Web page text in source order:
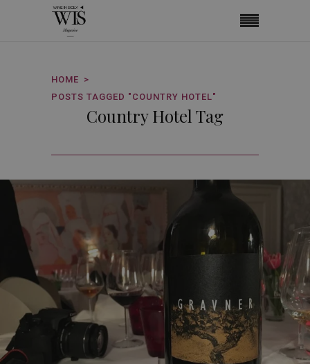
HOME
POSTS TAGGED "COUNTRY HOTEL"
Country Hotel Tag